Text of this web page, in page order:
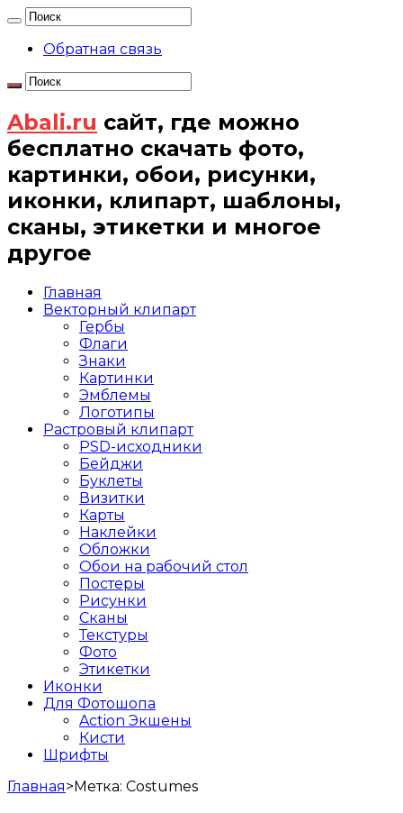
Обратная связь
Abali.ru сайт, где можно
бесплатно скачать фото,
картинки, обои, рисунки,
иконки, клипарт, шаблоны,
сканы, этикетки и многое
другое
Главная
Векторный клипарт
Гербы
Флаги
Знаки
Картинки
Эмблемы
Логотипы
Растровый клипарт
PSD-исходники
Бейджи
Буклеты
Визитки
Карты
Наклейки
Обложки
Обои на рабочий стол
Постеры
Рисунки
Сканы
Текстуры
Фото
Этикетки
Иконки
Для Фотошопа
Action Экшены
Кисти
Шрифты
Главная>Метка: Costumes